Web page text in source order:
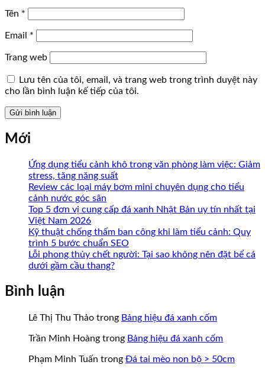
Tên *
Email *
Trang web
Lưu tên của tôi, email, và trang web trong trình duyệt này
cho lần bình luận kế tiếp của tôi.
Mới
Ứng dụng tiểu cảnh khô trong văn phòng làm việc: Giảm
stress, tăng năng suất
Review các loại máy bơm mini chuyên dụng cho tiểu
cảnh nước góc sân
Top 5 đơn vị cung cấp đá xanh Nhật Bản uy tín nhất tại
Việt Nam 2026
Kỹ thuật chống thấm ban công khi làm tiểu cảnh: Quy
trình 5 bước chuẩn SEO
Lỗi phong thủy chết người: Tại sao không nên đặt bể cá
dưới gầm cầu thang?
Bình luận
Lê Thị Thu Thảo trong Bảng hiệu đá xanh cốm
Trần Minh Hoàng trong Bảng hiệu đá xanh cốm
Phạm Minh Tuấn trong Đá tai mèo non bộ > 50cm